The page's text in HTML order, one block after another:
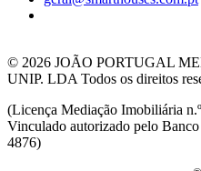
© 2026 JOÃO PORTUGAL
UNIP. LDA Todos os direitos
(Licença Mediação Imobiliária
Vinculado autorizado pelo
4876)